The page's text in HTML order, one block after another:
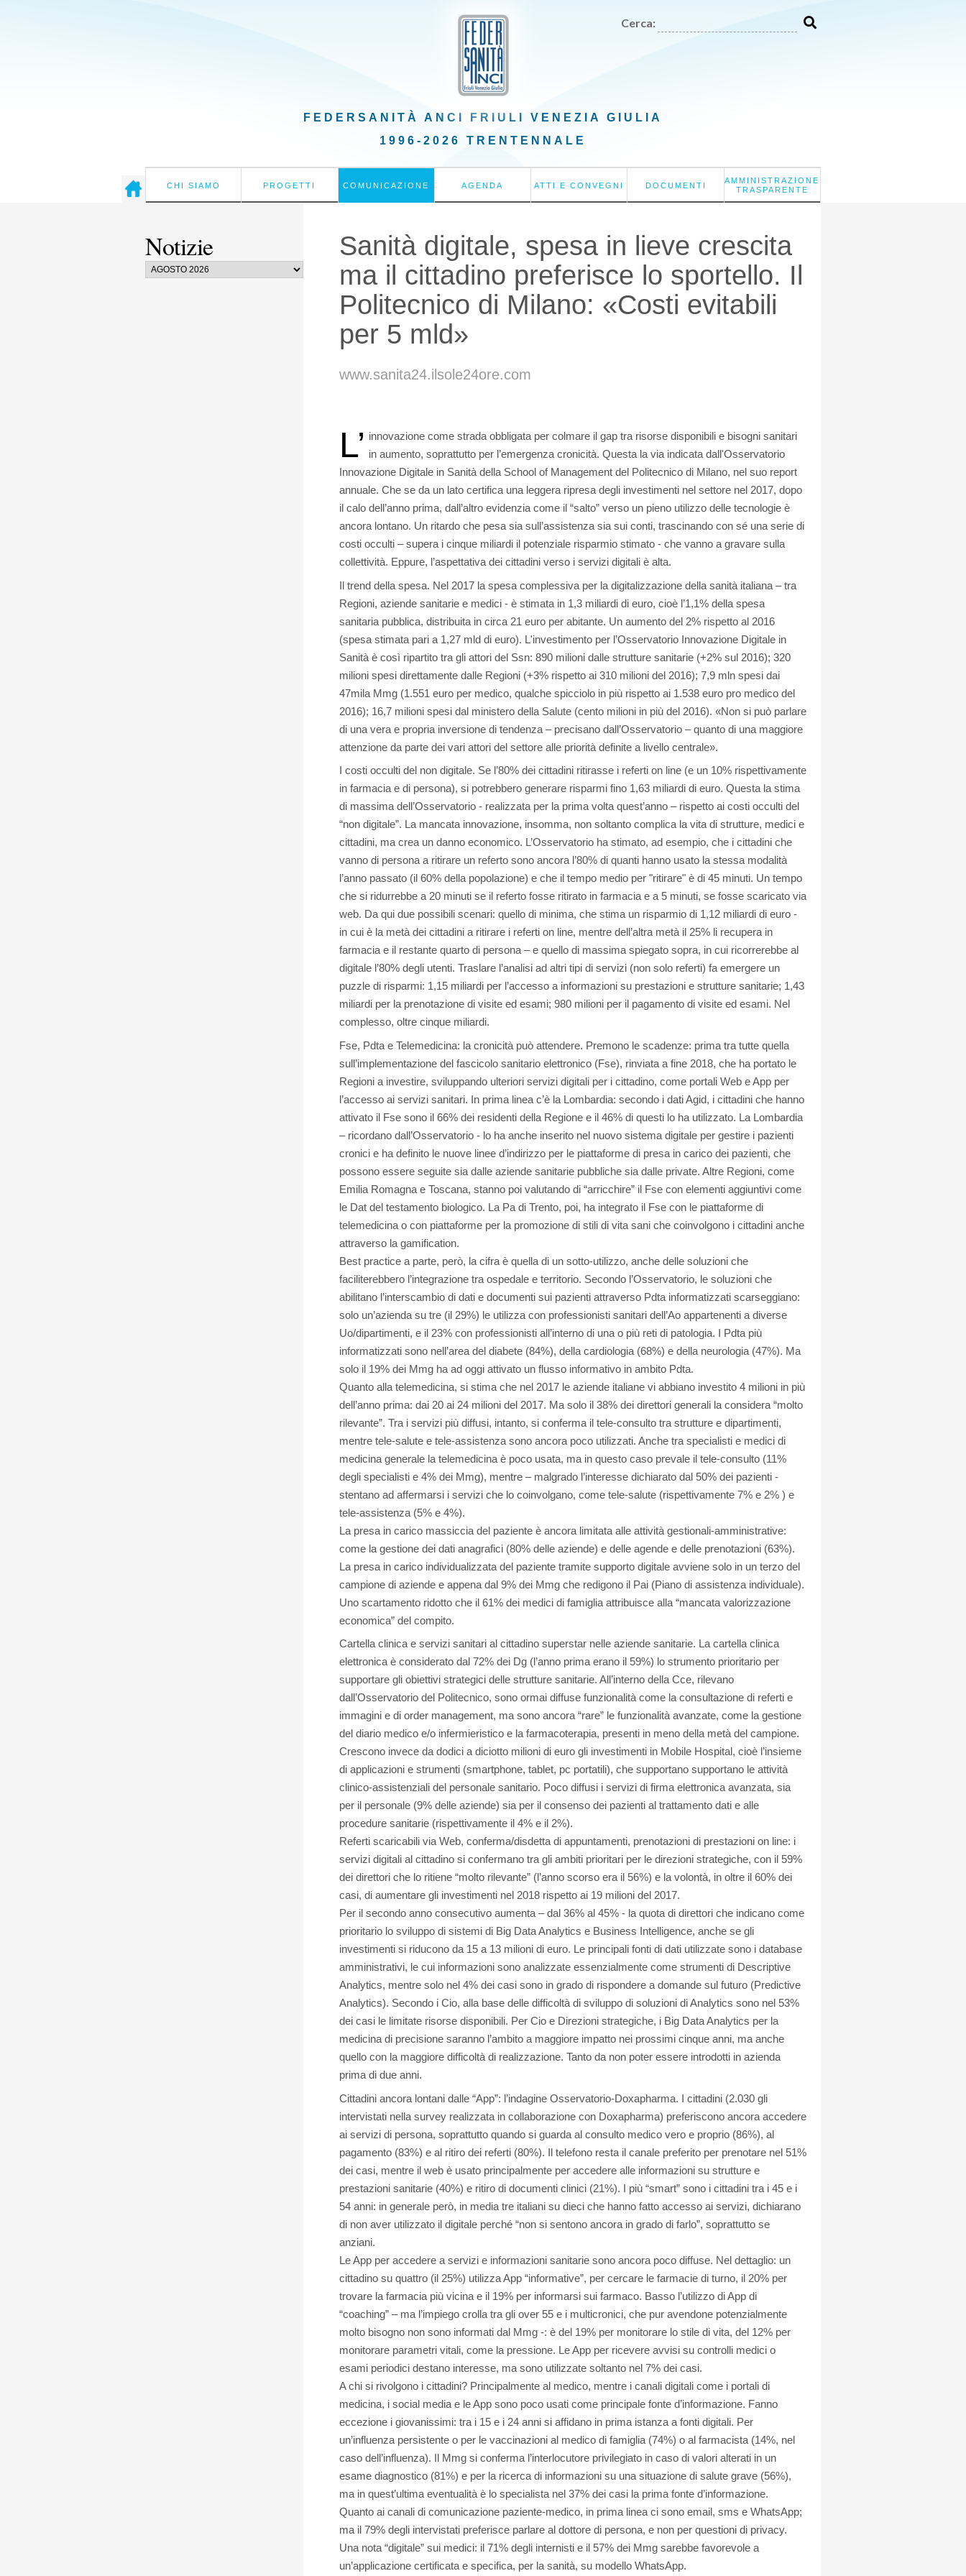
Cerca:
FEDERSANITÀ ANCI FRIULI VENEZIA GIULIA
1996-2026 TRENTENNALE
CHI SIAMO PROGETTI COMUNICAZIONE AGENDA ATTI E CONVEGNI DOCUMENTI
AMMINISTRAZIONE
TRASPARENTE
Notizie
Sanità digitale, spesa in lieve crescita
ma il cittadino preferisce lo sportello. Il
Politecnico di Milano: «Costi evitabili
per 5 mld»
www.sanita24.ilsole24ore.com
L’ innovazione come strada obbligata per colmare il gap tra risorse disponibili e bisogni sanitari
in aumento, soprattutto per l’emergenza cronicità. Questa la via indicata dall'Osservatorio
Innovazione Digitale in Sanità della School of Management del Politecnico di Milano, nel suo report
annuale. Che se da un lato certifica una leggera ripresa degli investimenti nel settore nel 2017, dopo
il calo dell’anno prima, dall’altro evidenzia come il “salto” verso un pieno utilizzo delle tecnologie è
ancora lontano. Un ritardo che pesa sia sull’assistenza sia sui conti, trascinando con sé una serie di
costi occulti – supera i cinque miliardi il potenziale risparmio stimato - che vanno a gravare sulla
collettività. Eppure, l’aspettativa dei cittadini verso i servizi digitali è alta.
Il trend della spesa. Nel 2017 la spesa complessiva per la digitalizzazione della sanità italiana – tra
Regioni, aziende sanitarie e medici - è stimata in 1,3 miliardi di euro, cioè l’1,1% della spesa
sanitaria pubblica, distribuita in circa 21 euro per abitante. Un aumento del 2% rispetto al 2016
(spesa stimata pari a 1,27 mld di euro). L'investimento per l’Osservatorio Innovazione Digitale in
Sanità è così ripartito tra gli attori del Ssn: 890 milioni dalle strutture sanitarie (+2% sul 2016); 320
milioni spesi direttamente dalle Regioni (+3% rispetto ai 310 milioni del 2016); 7,9 mln spesi dai
47mila Mmg (1.551 euro per medico, qualche spicciolo in più rispetto ai 1.538 euro pro medico del
2016); 16,7 milioni spesi dal ministero della Salute (cento milioni in più del 2016). «Non si può parlare
di una vera e propria inversione di tendenza – precisano dall’Osservatorio – quanto di una maggiore
attenzione da parte dei vari attori del settore alle priorità definite a livello centrale».
I costi occulti del non digitale. Se l’80% dei cittadini ritirasse i referti on line (e un 10% rispettivamente
in farmacia e di persona), si potrebbero generare risparmi fino 1,63 miliardi di euro. Questa la stima
di massima dell’Osservatorio - realizzata per la prima volta quest’anno – rispetto ai costi occulti del
“non digitale”. La mancata innovazione, insomma, non soltanto complica la vita di strutture, medici e
cittadini, ma crea un danno economico. L’Osservatorio ha stimato, ad esempio, che i cittadini che
vanno di persona a ritirare un referto sono ancora l’80% di quanti hanno usato la stessa modalità
l’anno passato (il 60% della popolazione) e che il tempo medio per "ritirare" è di 45 minuti. Un tempo
che si ridurrebbe a 20 minuti se il referto fosse ritirato in farmacia e a 5 minuti, se fosse scaricato via
web. Da qui due possibili scenari: quello di minima, che stima un risparmio di 1,12 miliardi di euro -
in cui è la metà dei cittadini a ritirare i referti on line, mentre dell’altra metà il 25% li recupera in
farmacia e il restante quarto di persona – e quello di massima spiegato sopra, in cui ricorrerebbe al
digitale l’80% degli utenti. Traslare l’analisi ad altri tipi di servizi (non solo referti) fa emergere un
puzzle di risparmi: 1,15 miliardi per l’accesso a informazioni su prestazioni e strutture sanitarie; 1,43
miliardi per la prenotazione di visite ed esami; 980 milioni per il pagamento di visite ed esami. Nel
complesso, oltre cinque miliardi.
Fse, Pdta e Telemedicina: la cronicità può attendere. Premono le scadenze: prima tra tutte quella
sull’implementazione del fascicolo sanitario elettronico (Fse), rinviata a fine 2018, che ha portato le
Regioni a investire, sviluppando ulteriori servizi digitali per i cittadino, come portali Web e App per
l’accesso ai servizi sanitari. In prima linea c’è la Lombardia: secondo i dati Agid, i cittadini che hanno
attivato il Fse sono il 66% dei residenti della Regione e il 46% di questi lo ha utilizzato. La Lombardia
– ricordano dall’Osservatorio - lo ha anche inserito nel nuovo sistema digitale per gestire i pazienti
cronici e ha definito le nuove linee d’indirizzo per le piattaforme di presa in carico dei pazienti, che
possono essere seguite sia dalle aziende sanitarie pubbliche sia dalle private. Altre Regioni, come
Emilia Romagna e Toscana, stanno poi valutando di “arricchire” il Fse con elementi aggiuntivi come
le Dat del testamento biologico. La Pa di Trento, poi, ha integrato il Fse con le piattaforme di
telemedicina o con piattaforme per la promozione di stili di vita sani che coinvolgono i cittadini anche
attraverso la gamification.
Best practice a parte, però, la cifra è quella di un sotto-utilizzo, anche delle soluzioni che
faciliterebbero l’integrazione tra ospedale e territorio. Secondo l’Osservatorio, le soluzioni che
abilitano l’interscambio di dati e documenti sui pazienti attraverso Pdta informatizzati scarseggiano:
solo un’azienda su tre (il 29%) le utilizza con professionisti sanitari dell’Ao appartenenti a diverse
Uo/dipartimenti, e il 23% con professionisti all’interno di una o più reti di patologia. I Pdta più
informatizzati sono nell’area del diabete (84%), della cardiologia (68%) e della neurologia (47%). Ma
solo il 19% dei Mmg ha ad oggi attivato un flusso informativo in ambito Pdta.
Quanto alla telemedicina, si stima che nel 2017 le aziende italiane vi abbiano investito 4 milioni in più
dell’anno prima: dai 20 ai 24 milioni del 2017. Ma solo il 38% dei direttori generali la considera “molto
rilevante”. Tra i servizi più diffusi, intanto, si conferma il tele-consulto tra strutture e dipartimenti,
mentre tele-salute e tele-assistenza sono ancora poco utilizzati. Anche tra specialisti e medici di
medicina generale la telemedicina è poco usata, ma in questo caso prevale il tele-consulto (11%
degli specialisti e 4% dei Mmg), mentre – malgrado l’interesse dichiarato dal 50% dei pazienti -
stentano ad affermarsi i servizi che lo coinvolgano, come tele-salute (rispettivamente 7% e 2% ) e
tele-assistenza (5% e 4%).
La presa in carico massiccia del paziente è ancora limitata alle attività gestionali-amministrative:
come la gestione dei dati anagrafici (80% delle aziende) e delle agende e delle prenotazioni (63%).
La presa in carico individualizzata del paziente tramite supporto digitale avviene solo in un terzo del
campione di aziende e appena dal 9% dei Mmg che redigono il Pai (Piano di assistenza individuale).
Uno scartamento ridotto che il 61% dei medici di famiglia attribuisce alla “mancata valorizzazione
economica” del compito.
Cartella clinica e servizi sanitari al cittadino superstar nelle aziende sanitarie. La cartella clinica
elettronica è considerato dal 72% dei Dg (l’anno prima erano il 59%) lo strumento prioritario per
supportare gli obiettivi strategici delle strutture sanitarie. All’interno della Cce, rilevano
dall’Osservatorio del Politecnico, sono ormai diffuse funzionalità come la consultazione di referti e
immagini e di order management, ma sono ancora “rare” le funzionalità avanzate, come la gestione
del diario medico e/o infermieristico e la farmacoterapia, presenti in meno della metà del campione.
Crescono invece da dodici a diciotto milioni di euro gli investimenti in Mobile Hospital, cioè l’insieme
di applicazioni e strumenti (smartphone, tablet, pc portatili), che supportano supportano le attività
clinico-assistenziali del personale sanitario. Poco diffusi i servizi di firma elettronica avanzata, sia
per il personale (9% delle aziende) sia per il consenso dei pazienti al trattamento dati e alle
procedure sanitarie (rispettivamente il 4% e il 2%).
Referti scaricabili via Web, conferma/disdetta di appuntamenti, prenotazioni di prestazioni on line: i
servizi digitali al cittadino si confermano tra gli ambiti prioritari per le direzioni strategiche, con il 59%
dei direttori che lo ritiene “molto rilevante” (l’anno scorso era il 56%) e la volontà, in oltre il 60% dei
casi, di aumentare gli investimenti nel 2018 rispetto ai 19 milioni del 2017.
Per il secondo anno consecutivo aumenta – dal 36% al 45% - la quota di direttori che indicano come
prioritario lo sviluppo di sistemi di Big Data Analytics e Business Intelligence, anche se gli
investimenti si riducono da 15 a 13 milioni di euro. Le principali fonti di dati utilizzate sono i database
amministrativi, le cui informazioni sono analizzate essenzialmente come strumenti di Descriptive
Analytics, mentre solo nel 4% dei casi sono in grado di rispondere a domande sul futuro (Predictive
Analytics). Secondo i Cio, alla base delle difficoltà di sviluppo di soluzioni di Analytics sono nel 53%
dei casi le limitate risorse disponibili. Per Cio e Direzioni strategiche, i Big Data Analytics per la
medicina di precisione saranno l’ambito a maggiore impatto nei prossimi cinque anni, ma anche
quello con la maggiore difficoltà di realizzazione. Tanto da non poter essere introdotti in azienda
prima di due anni.
Cittadini ancora lontani dalle “App”: l’indagine Osservatorio-Doxapharma. I cittadini (2.030 gli
intervistati nella survey realizzata in collaborazione con Doxapharma) preferiscono ancora accedere
ai servizi di persona, soprattutto quando si guarda al consulto medico vero e proprio (86%), al
pagamento (83%) e al ritiro dei referti (80%). Il telefono resta il canale preferito per prenotare nel 51%
dei casi, mentre il web è usato principalmente per accedere alle informazioni su strutture e
prestazioni sanitarie (40%) e ritiro di documenti clinici (21%). I più “smart” sono i cittadini tra i 45 e i
54 anni: in generale però, in media tre italiani su dieci che hanno fatto accesso ai servizi, dichiarano
di non aver utilizzato il digitale perché “non si sentono ancora in grado di farlo”, soprattutto se
anziani.
Le App per accedere a servizi e informazioni sanitarie sono ancora poco diffuse. Nel dettaglio: un
cittadino su quattro (il 25%) utilizza App “informative”, per cercare le farmacie di turno, il 20% per
trovare la farmacia più vicina e il 19% per informarsi sui farmaco. Basso l’utilizzo di App di
“coaching” – ma l’impiego crolla tra gli over 55 e i multicronici, che pur avendone potenzialmente
molto bisogno non sono informati dal Mmg -: è del 19% per monitorare lo stile di vita, del 12% per
monitorare parametri vitali, come la pressione. Le App per ricevere avvisi su controlli medici o
esami periodici destano interesse, ma sono utilizzate soltanto nel 7% dei casi.
A chi si rivolgono i cittadini? Principalmente al medico, mentre i canali digitali come i portali di
medicina, i social media e le App sono poco usati come principale fonte d’informazione. Fanno
eccezione i giovanissimi: tra i 15 e i 24 anni si affidano in prima istanza a fonti digitali. Per
un’influenza persistente o per le vaccinazioni al medico di famiglia (74%) o al farmacista (14%, nel
caso dell’influenza). Il Mmg si conferma l’interlocutore privilegiato in caso di valori alterati in un
esame diagnostico (81%) e per la ricerca di informazioni su una situazione di salute grave (56%),
ma in quest’ultima eventualità è lo specialista nel 37% dei casi la prima fonte d’informazione.
Quanto ai canali di comunicazione paziente-medico, in prima linea ci sono email, sms e WhatsApp;
ma il 79% degli intervistati preferisce parlare al dottore di persona, e non per questioni di privacy.
Una nota “digitale” sui medici: il 71% degli internisti e il 57% dei Mmg sarebbe favorevole a
un’applicazione certificata e specifica, per la sanità, su modello WhatsApp.